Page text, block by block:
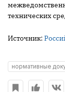
технических
Источник:
нормативные